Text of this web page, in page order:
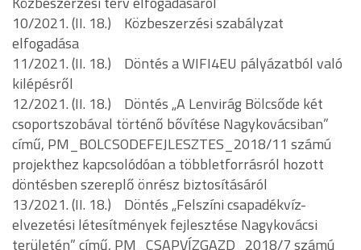
10/2021. (II. 18.) Közbeszerzési szabályzat
elfogadása
11/2021. (II. 18.) Döntés a WIFI4EU pályázatból való
kilépésről
12/2021. (II. 18.) Döntés „A Lenvirág Bölcsőde két
csoportszobával történő bővítése Nagykovácsiban”
című, PM_BOLCSODEFEJLESZTES_2018/11 számú
projekthez kapcsolódóan a többletforrásról hozott
döntésben szereplő önrész biztosításáról
13/2021. (II. 18.) Döntés „Felszíni csapadékvíz-
elvezetési létesítmények fejlesztése Nagykovácsi
területén” című, PM_CSAPVÍZGAZD_2018/7 számú